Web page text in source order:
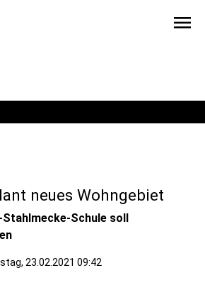
menu
neues Wohngebiet
Stahlmecke-Schule soll
23.02.2021 09:42